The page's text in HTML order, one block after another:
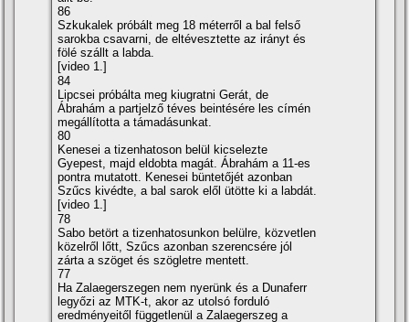
86
Szkukalek próbált meg 18 méterről a bal felső
sarokba csavarni, de eltévesztette az irányt és
fölé szállt a labda.
[video 1.]
84
Lipcsei próbálta meg kiugratni Gerát, de
Ábrahám a partjelző téves beintésére les cí­mén
megállí­totta a támadásunkat.
80
Kenesei a tizenhatoson belül kicselezte
Gyepest, majd eldobta magát. Ábrahám a 11-es
pontra mutatott. Kenesei büntetőjét azonban
Szűcs kivédte, a bal sarok elől ütötte ki a labdát.
[video 1.]
78
Sabo betört a tizenhatosunkon belülre, közvetlen
közelről lőtt, Szűcs azonban szerencsére jól
zárta a szöget és szögletre mentett.
77
Ha Zalaegerszegen nem nyerünk és a Dunaferr
legyőzi az MTK-t, akor az utolsó forduló
eredményeitől függetlenül a Zalaegerszeg a